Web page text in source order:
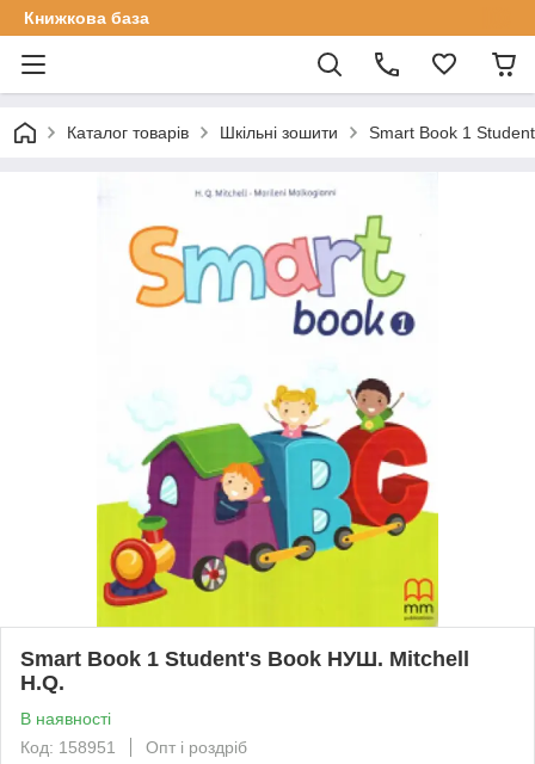
Книжкова база
Каталог товарів Шкільні зошити Smart Book 1
Smart Book 1 Student's Book НУШ. Mitchell
H.Q.
В наявності
Код: 158951
Опт і роздріб